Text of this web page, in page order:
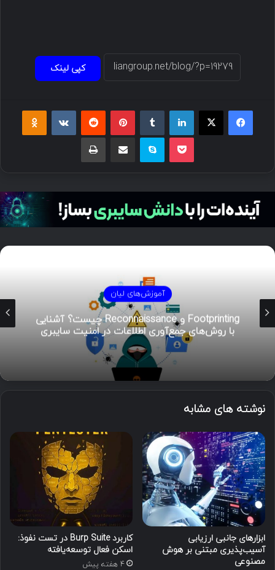
کپی لینک
فیسبوک ایکس لینکداین پینتریست
پاکت اسکایپ چاپ
آموزش‌های لیان
هوش تهدیدات سایبری (CTI)؛ راهنمای جامع از
تحلیل تا مدیریت رخداد
نوشته های مشابه
ابزارهای جانبی ارزیابی
آسیب‌پذیری مبتنی بر هوش
مصنوعی
کاربرد Burp Suite در تست نفوذ:
اسکن فعال توسعه‌یافته
4 هفته پیش